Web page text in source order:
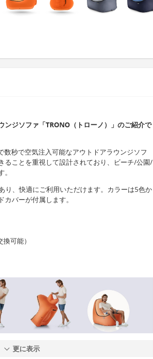
ンジソファ「TRONO（トローノ）」のご紹介で
秒で空気注入可能なアウトドアラウンジソフ
ることを重視して設計されており、ビーチ/公園/
り、快適にご利用いただけます。カラーは5色か
バーが付属します。
可能）
更に表示